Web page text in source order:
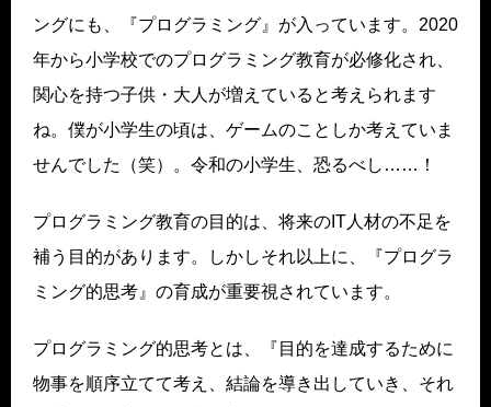
ングにも、『プログラミング』が入っています。2020
年から小学校でのプログラミング教育が必修化され、
関心を持つ子供・大人が増えていると考えられます
ね。僕が小学生の頃は、ゲームのことしか考えていま
せんでした（笑）。令和の小学生、恐るべし……！
プログラミング教育の目的は、将来のIT人材の不足を
補う目的があります。しかしそれ以上に、『プログラ
ミング的思考』の育成が重要視されています。
プログラミング的思考とは、『目的を達成するために
物事を順序立てて考え、結論を導き出していき、それ